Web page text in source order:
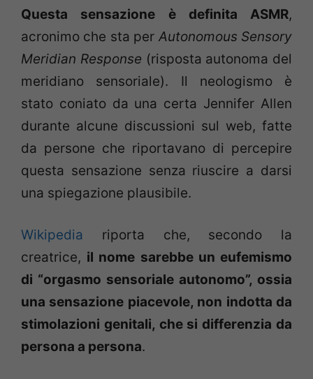
Questa sensazione è definita ASMR,
acronimo che sta per Autonomous Sensory
Meridian Response (risposta autonoma del
meridiano sensoriale). Il neologismo è
stato coniato da una certa Jennifer Allen
durante alcune discussioni sul web, fatte
da persone che riportavano di percepire
questa sensazione senza riuscire a darsi
una spiegazione plausibile.
Wikipedia riporta che, secondo la
creatrice, il nome sarebbe un eufemismo
di “orgasmo sensoriale autonomo”, ossia
una sensazione piacevole, non indotta da
stimolazioni genitali, che si differenzia da
persona a persona.